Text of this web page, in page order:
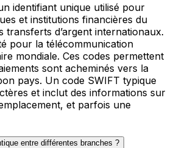
identifiant unique utilisé pour
et institutions financières du
transferts d’argent internationaux.
pour la télécommunication
mondiale. Ces codes permettent
sont acheminés vers la
pays. Un code SWIFT typique
et inclut des informations sur
et parfois une
entre différentes branches ?